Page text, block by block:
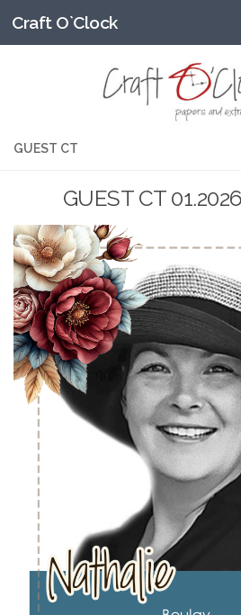
Przeskocz do treści
Craft O`Clock
GUEST CT
GUEST CT